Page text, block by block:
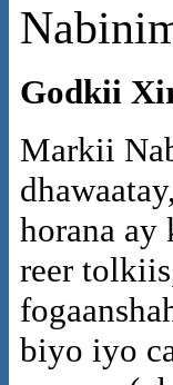
Godkii
Markii
horana ay
reer
biyo iyo